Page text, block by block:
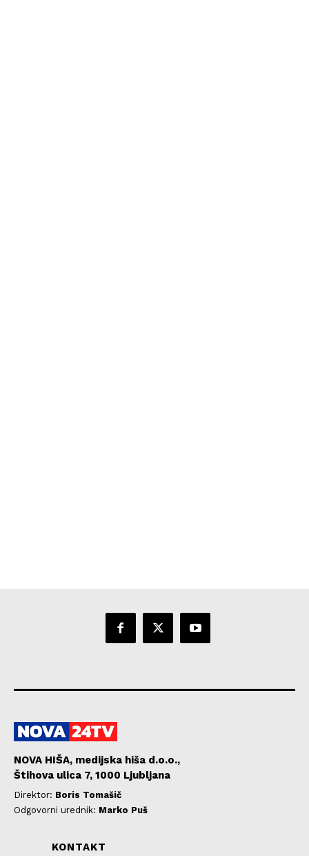
NOVA HIŠA, medijska hiša d.o.o.,
Štihova ulica 7, 1000 Ljubljana
Direktor: Boris Tomašič
Odgovorni urednik: Marko Puš
KONTAKT